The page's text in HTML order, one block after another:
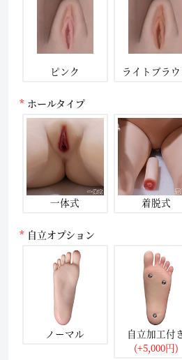
ピンク ライトブラウ
ホールタイプ
一体式 着脱式
自立オプション
ノーマル
自立加工付
(+5,000円)